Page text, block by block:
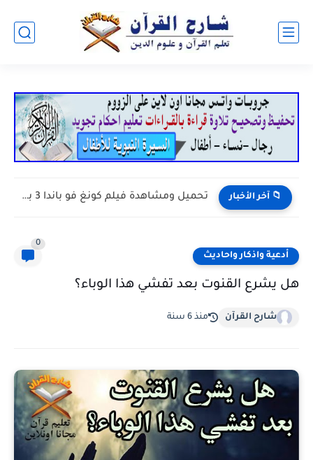
📁 آخر الأخبار تحميل ومشاهدة فيلم كونغ فو باندا 3 بدون...
أدعية واذكار واحاديث
0
هل يشرع القنوت بعد تفشي هذا الوباء؟
شارح القرآن منذ 6 سنة